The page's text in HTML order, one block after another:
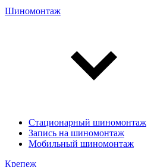
Шиномонтаж
Стационарный шиномонтаж
Запись на шиномонтаж
Мобильный шиномонтаж
Крепеж